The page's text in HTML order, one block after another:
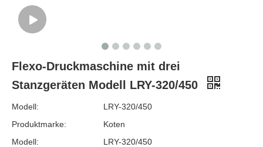
Flexo-Druckmaschine mit drei
Stanzgeräten Modell LRY-320/450
Modell:
LRY-320/450
Produktmarke:
Koten
Modell:
LRY-320/450